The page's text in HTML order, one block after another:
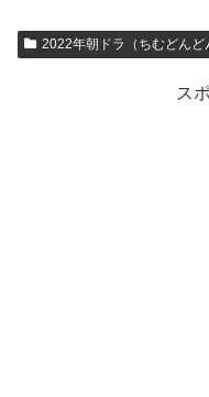
2022年朝ドラ（ちむどんど
ス